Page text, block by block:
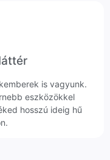
is vagyunk.
eszközökkel
hosszú ideig hű